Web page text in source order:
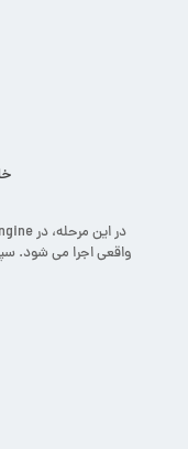
واقعی اجرا می شود.